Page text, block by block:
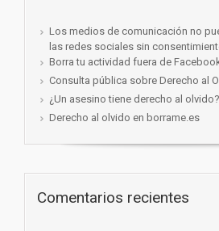
Los medios de comunicación no
las redes sociales sin
Borra tu actividad fuera de
Consulta pública sobre Derecho al
¿Un asesino tiene derecho al olvido?
Derecho al olvido en borrame.es
Comentarios recientes